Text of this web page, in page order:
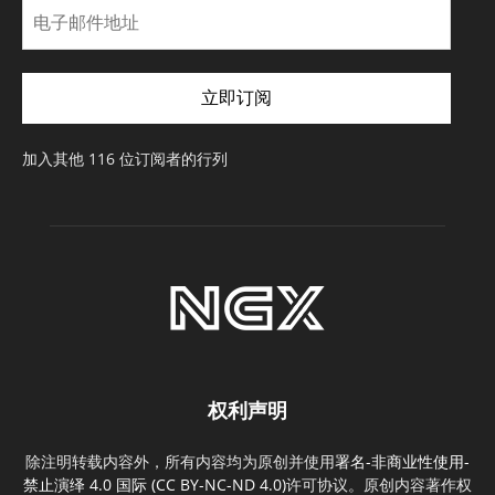
子
邮
件
址
立即订阅
加入其他 116 位订阅者的行列
权利声明
除注明转载内容外，所有内容均为原创并使用署名-非商业性使用-
禁止演绎 4.0 国际 (CC BY-NC-ND 4.0)许可协议。原创内容著作权